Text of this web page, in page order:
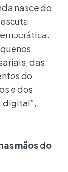
nasce do
das
do
e dos
digital”,
mãos do